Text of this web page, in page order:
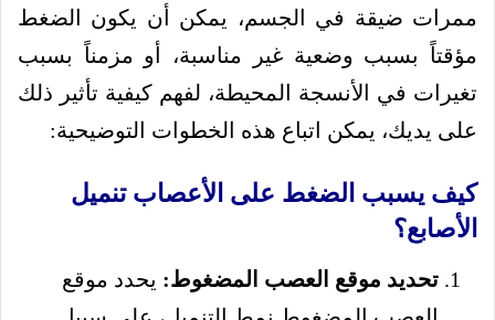
ممرات ضيقة في الجسم، يمكن أن يكون الضغط
مؤقتاً بسبب وضعية غير مناسبة، أو مزمناً بسبب
تغيرات في الأنسجة المحيطة، لفهم كيفية تأثير ذلك
على يديك، يمكن اتباع هذه الخطوات التوضيحية:
كيف يسبب الضغط على الأعصاب تنميل
الأصابع؟
تحديد موقع العصب المضغوط: يحدد موقع